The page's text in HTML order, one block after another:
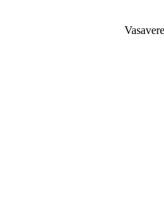
Vasavere